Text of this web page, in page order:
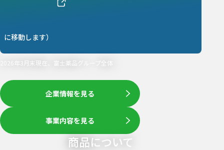
に移動します）
2026年3月末現在、富士薬品グループ全体
企業情報を見る
事業内容を見る
商品について